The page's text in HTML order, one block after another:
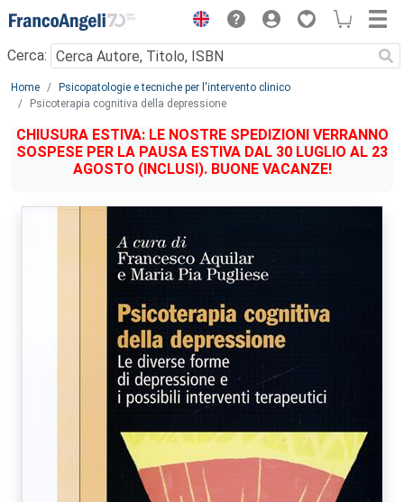
Menu
Cerca:
Main content
Home
Psicopatologie e tecniche per l'intervento clinico
Psicoterapia cognitiva della depressione
CHIUSURA ESTIVA: LE NOSTRE SPEDIZIONI VERRANNO
SOSPESE PER LA PAUSA ESTIVA DAL 30 LUGLIO AL 23
AGOSTO (INCLUSI). BUONE VACANZE!